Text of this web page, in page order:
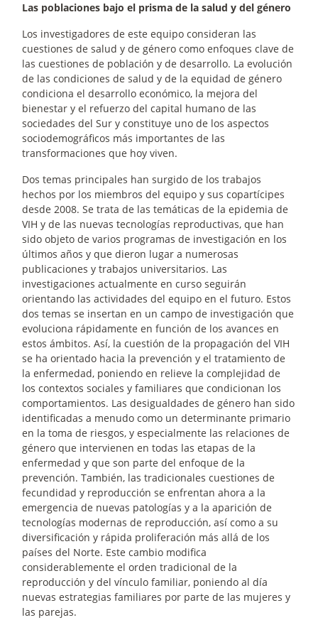
Las poblaciones bajo el prisma de la salud y del género
Los investigadores de este equipo consideran las
cuestiones de salud y de género como enfoques clave de
las cuestiones de población y de desarrollo. La evolución
de las condiciones de salud y de la equidad de género
condiciona el desarrollo económico, la mejora del
bienestar y el refuerzo del capital humano de las
sociedades del Sur y constituye uno de los aspectos
sociodemográficos más importantes de las
transformaciones que hoy viven.
Dos temas principales han surgido de los trabajos
hechos por los miembros del equipo y sus copartícipes
desde 2008. Se trata de las temáticas de la epidemia de
VIH y de las nuevas tecnologías reproductivas, que han
sido objeto de varios programas de investigación en los
últimos años y que dieron lugar a numerosas
publicaciones y trabajos universitarios. Las
investigaciones actualmente en curso seguirán
orientando las actividades del equipo en el futuro. Estos
dos temas se insertan en un campo de investigación que
evoluciona rápidamente en función de los avances en
estos ámbitos. Así, la cuestión de la propagación del VIH
se ha orientado hacia la prevención y el tratamiento de
la enfermedad, poniendo en relieve la complejidad de
los contextos sociales y familiares que condicionan los
comportamientos. Las desigualdades de género han sido
identificadas a menudo como un determinante primario
en la toma de riesgos, y especialmente las relaciones de
género que intervienen en todas las etapas de la
enfermedad y que son parte del enfoque de la
prevención. También, las tradicionales cuestiones de
fecundidad y reproducción se enfrentan ahora a la
emergencia de nuevas patologías y a la aparición de
tecnologías modernas de reproducción, así como a su
diversificación y rápida proliferación más allá de los
países del Norte. Este cambio modifica
considerablemente el orden tradicional de la
reproducción y del vínculo familiar, poniendo al día
nuevas estrategias familiares por parte de las mujeres y
las parejas.